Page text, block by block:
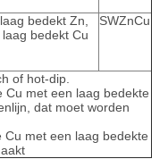
bedekt Zn,
bedekt Cu
SWZnCu
of hot-dip.
Cu met een laag bedekte
dat moet worden
met een laag bedekte